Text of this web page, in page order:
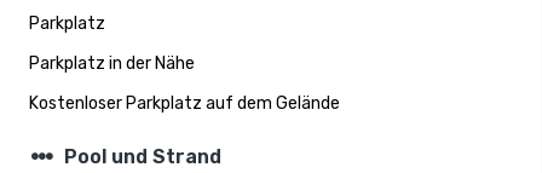
Parkplatz
Parkplatz in der Nähe
Kostenloser Parkplatz auf dem Gelände
steppers Pool und Strand